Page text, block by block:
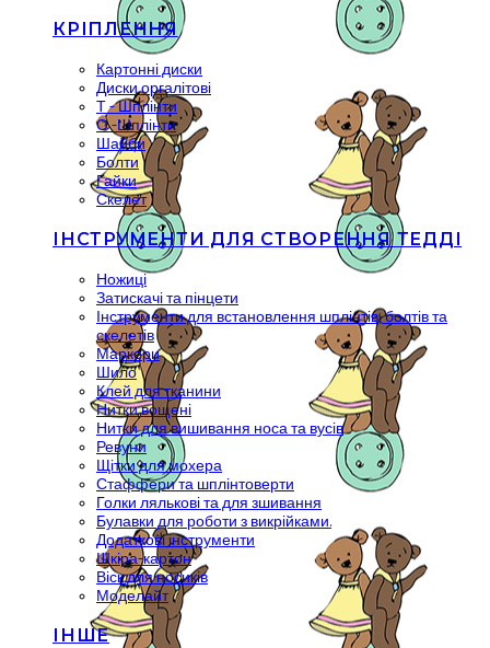
КРІПЛЕННЯ
Картонні диски
Диски оргалітові
Т - Шплінти
О -Шплінти
Шайби
Болти
Гайки
Скелет
ІНСТРУМЕНТИ ДЛЯ СТВОРЕННЯ ТЕДДІ
Ножиці
Затискачі та пінцети
Інструменти для встановлення шплінтів, болтів та
скелетів
Маркери
Шило
Клей для тканини
Нитки вощені
Нитки для вишивання носа та вусів
Ревуни
Щітки для мохера
Стаффери та шплінтоверти
Голки лялькові та для зшивання
Булавки для роботи з викрійками.
Додаткові інструменти
Шкіра-картон
Віск для носиків
Моделайт
ІНШЕ